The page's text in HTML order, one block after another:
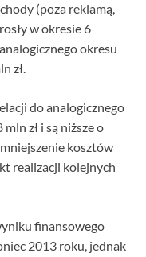
(poza reklamą,
w okresie 6
okresu
zł.
do analogicznego
zł i są niższe o
kosztów
realizacji kolejnych
finansowego
2013 roku, jednak